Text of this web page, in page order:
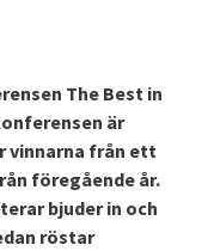
The Best in
är
vinnarna från ett
föregående år.
bjuder in och
röstar